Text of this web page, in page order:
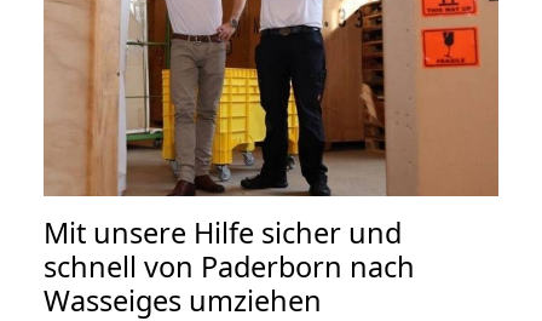
Mit unsere Hilfe sicher und
schnell von Paderborn nach
Wasseiges umziehen